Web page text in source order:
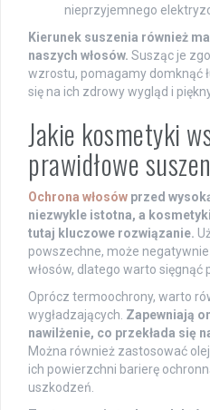
nieprzyjemnego
Kierunek suszenia również
naszych włosów. Susząc je
wzrostu, pomagamy domknąć
się na ich zdrowy wygląd i piękny
Jakie kosmetyki
prawidłowe
Ochrona włosów przed
niezwykle istotna, a
tutaj kluczowe rozwiązanie.
powszechne, może
włosów, dlatego warto sięgnąć
Oprócz termoochrony, warto
wygładzających. Zapewniają
nawilżenie, co przekłada się
Można również zastosować
ich powierzchni barierę
uszkodzeń.